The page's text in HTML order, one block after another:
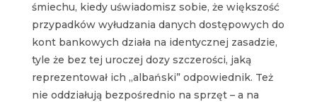
śmiechu, kiedy uświadomisz sobie, że większość
przypadków wyłudzania danych dostępowych do
kont bankowych działa na identycznej zasadzie,
tyle że bez tej uroczej dozy szczerości, jaką
reprezentował ich „albański” odpowiednik. Też
nie oddziałują bezpośrednio na sprzęt – a na